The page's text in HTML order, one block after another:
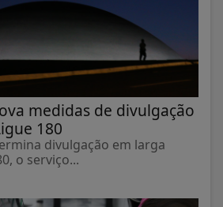
medidas de divulgação
180
divulgação em larga
o serviço...